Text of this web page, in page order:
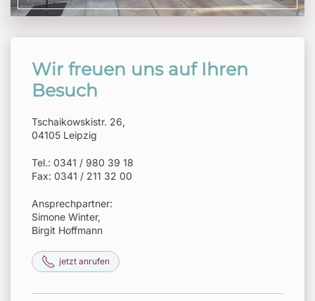
Wir freuen uns auf Ihren
Besuch
Tschaikowskistr. 26,
04105 Leipzig
Tel.: 0341 / 980 39 18
Fax: 0341 / 211 32 00
Ansprechpartner:
Simone Winter,
Birgit Hoffmann
jetzt anrufen